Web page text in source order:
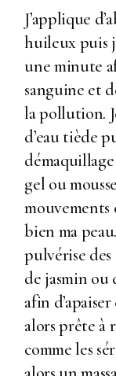
J’applique
huileux puis
une minute
sanguine et
la pollution.
d’eau tiède
gel ou
mouvements
bien ma
pulvérise des
de jasmin ou
afin
alors prête à
comme les